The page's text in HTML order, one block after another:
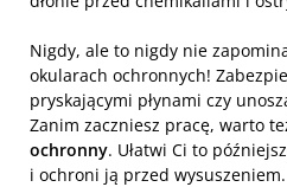
Nigdy, ale to nigdy nie
okularach ochronnych!
pryskającymi płynami czy
Zanim zaczniesz pracę, warto
ochronny. Ułatwi Ci to
i ochroni ją przed wysuszeniem.